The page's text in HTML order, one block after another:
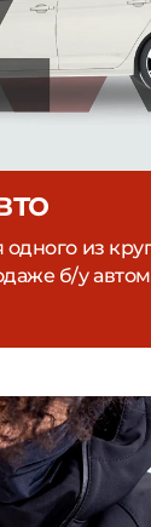
одного из
б/у